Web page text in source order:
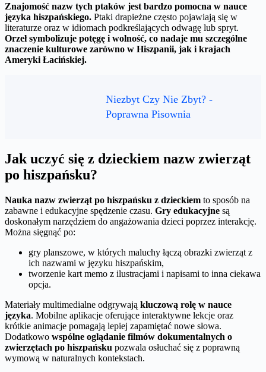
Znajomość nazw tych ptaków jest bardzo pomocna w nauce
języka hiszpańskiego. Ptaki drapieżne często pojawiają się w
literaturze oraz w idiomach podkreślających odwagę lub spryt.
Orzeł symbolizuje potęgę i wolność, co nadaje mu szczególne
znaczenie kulturowe zarówno w Hiszpanii, jak i krajach
Ameryki Łacińskiej.
Niezbyt Czy Nie Zbyt? -
Poprawna Pisownia
Jak uczyć się z dzieckiem nazw zwierząt
po hiszpańsku?
Nauka nazw zwierząt po hiszpańsku z dzieckiem to sposób na
zabawne i edukacyjne spędzenie czasu. Gry edukacyjne są
doskonałym narzędziem do angażowania dzieci poprzez interakcję.
Można sięgnąć po:
gry planszowe, w których maluchy łączą obrazki zwierząt z
ich nazwami w języku hiszpańskim,
tworzenie kart memo z ilustracjami i napisami to inna ciekawa
opcja.
Materiały multimedialne odgrywają kluczową rolę w nauce
języka. Mobilne aplikacje oferujące interaktywne lekcje oraz
krótkie animacje pomagają lepiej zapamiętać nowe słowa.
Dodatkowo wspólne oglądanie filmów dokumentalnych o
zwierzętach po hiszpańsku pozwala osłuchać się z poprawną
wymową w naturalnych kontekstach.